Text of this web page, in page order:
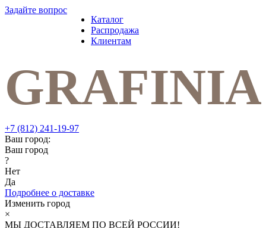
Задайте вопрос
Каталог
Распродажа
Клиентам
+7 (812) 241-19-97
Ваш город:
Ваш город
?
Нет
Да
Подробнее о доставке
Изменить город
×
МЫ ДОСТАВЛЯЕМ ПО ВСЕЙ РОССИИ!